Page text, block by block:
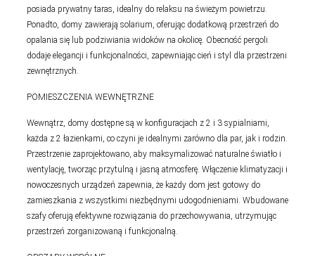
posiada prywatny taras, idealny do relaksu na świeżym powietrzu.
Ponadto, domy zawierają solarium, oferując dodatkową przestrzeń do
opalania się lub podziwiania widoków na okolicę. Obecność pergoli
dodaje elegancji i funkcjonalności, zapewniając cień i styl dla przestrzeni
zewnętrznych.
POMIESZCZENIA WEWNĘTRZNE
Wewnątrz, domy dostępne są w konfiguracjach z 2 i 3 sypialniami,
każda z 2 łazienkami, co czyni je idealnymi zarówno dla par, jak i rodzin.
Przestrzenie zaprojektowano, aby maksymalizować naturalne światło i
wentylację, tworząc przytulną i jasną atmosferę. Włączenie klimatyzacji i
nowoczesnych urządzeń zapewnia, że każdy dom jest gotowy do
zamieszkania z wszystkimi niezbędnymi udogodnieniami. Wbudowane
szafy oferują efektywne rozwiązania do przechowywania, utrzymując
przestrzeń zorganizowaną i funkcjonalną.